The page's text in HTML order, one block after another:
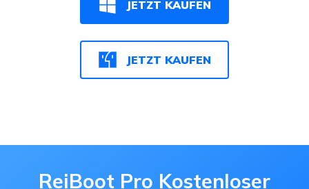
JETZT KAUFEN
JETZT KAUFEN
ReiBoot Pro Kostenloser